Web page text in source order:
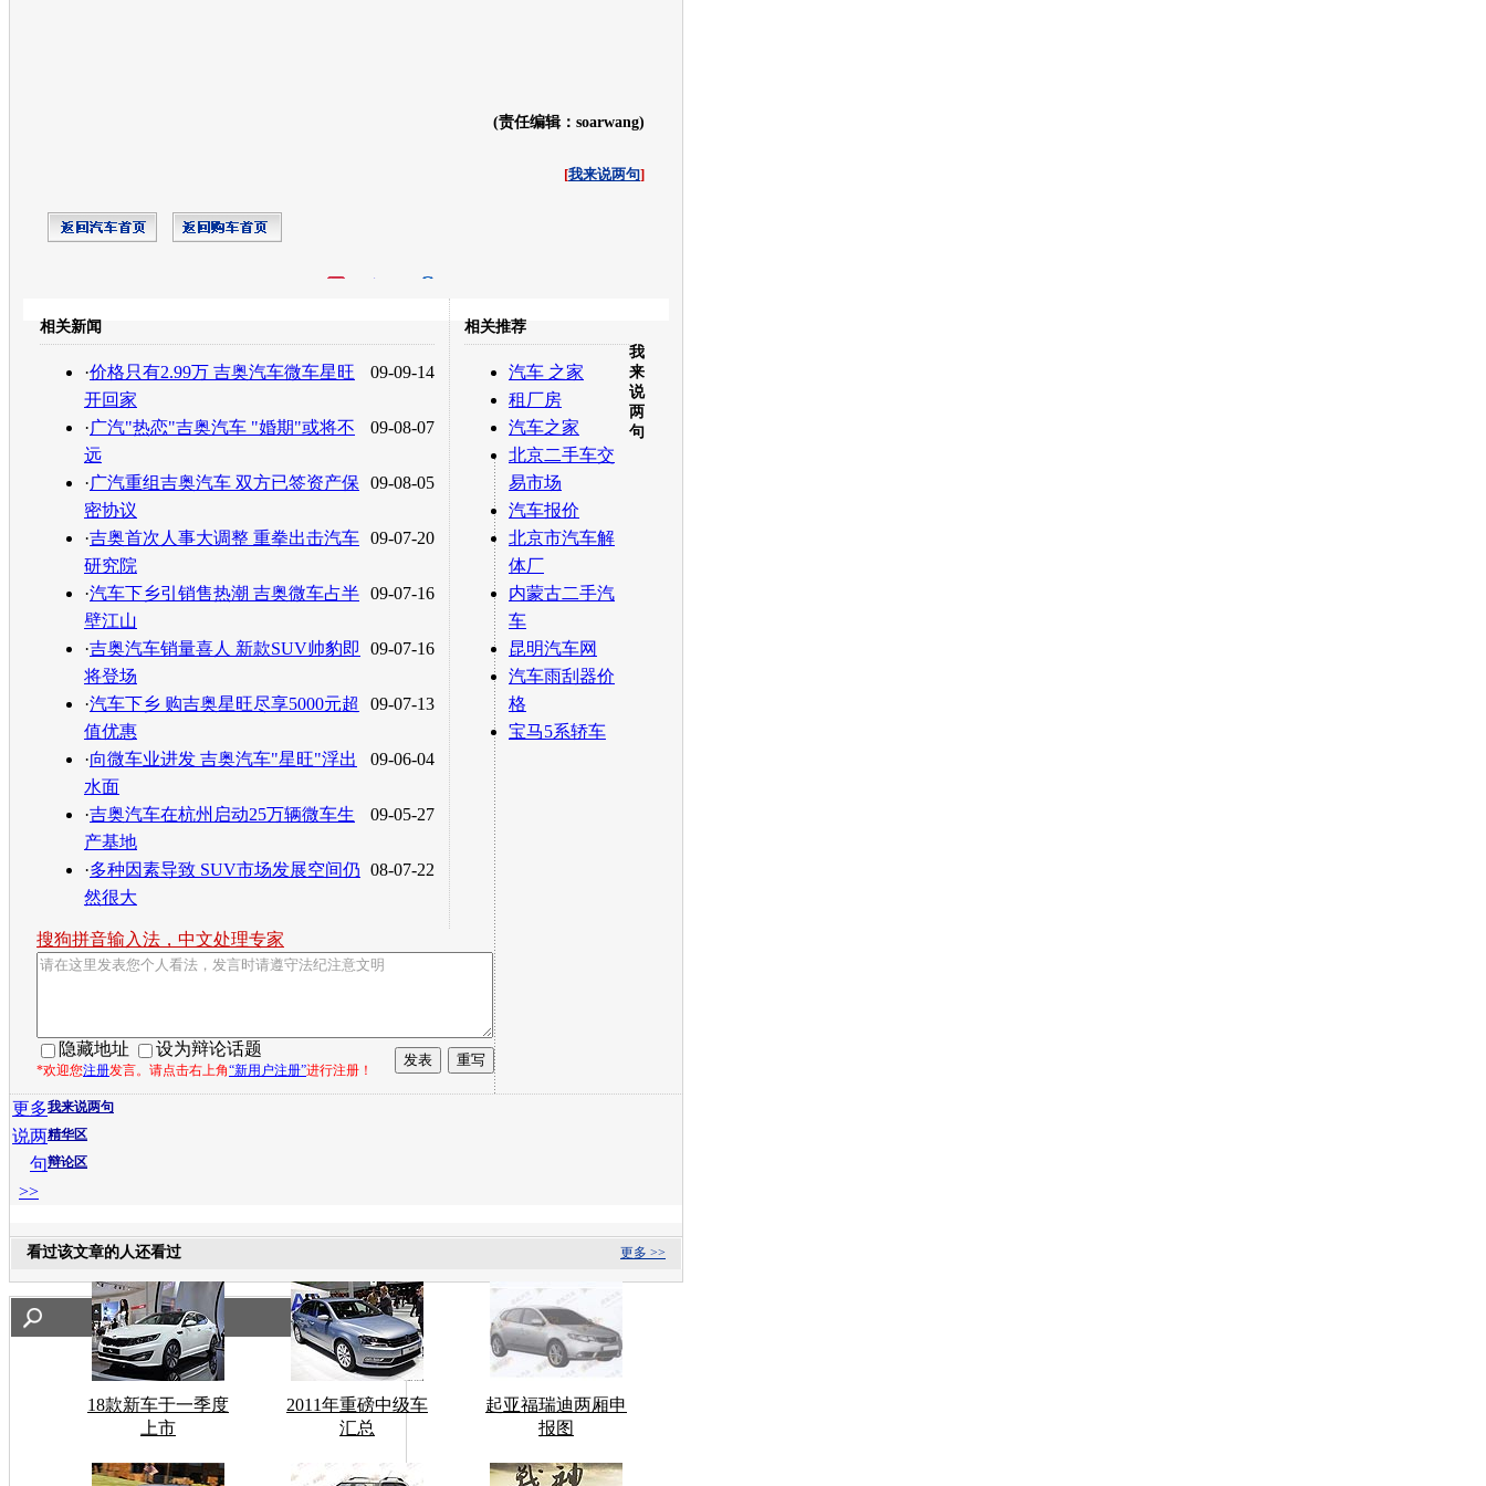
(责任编辑：soarwang)
[我来说两句]
转发至： 白社会 百度i贴吧
相关新闻
09-09-14
·价格只有2.99万 吉奥汽车微车星旺
开回家
09-08-07
·广汽"热恋"吉奥汽车 "婚期"或将不
远
09-08-05
·广汽重组吉奥汽车 双方已签资产保
密协议
09-07-20
·吉奥首次人事大调整 重拳出击汽车
研究院
09-07-16
·汽车下乡引销售热潮 吉奥微车占半
壁江山
09-07-16
·吉奥汽车销量喜人 新款SUV帅豹即
将登场
09-07-13
·汽车下乡 购吉奥星旺尽享5000元超
值优惠
09-06-04
·向微车业进发 吉奥汽车"星旺"浮出
水面
09-05-27
·吉奥汽车在杭州启动25万辆微车生
产基地
08-07-22
·多种因素导致 SUV市场发展空间仍
然很大
相关推荐
汽车 之家
租厂房
汽车之家
北京二手车交
易市场
汽车报价
北京市汽车解
体厂
内蒙古二手汽
车
昆明汽车网
汽车雨刮器价
格
宝马5系轿车
我
来
说
两
句
搜狗拼音输入法，中文处理专家
隐藏地址 设为辩论话题
*欢迎您注册发言。请点击右上角“新用户注册”进行注册！
我来说两句
精华区
辩论区
更多
说两
句
>>
更多 >>
看过该文章的人还看过
18款新车于一季度
上市
2011年重磅中级车
汇总
起亚福瑞迪两厢申
报图